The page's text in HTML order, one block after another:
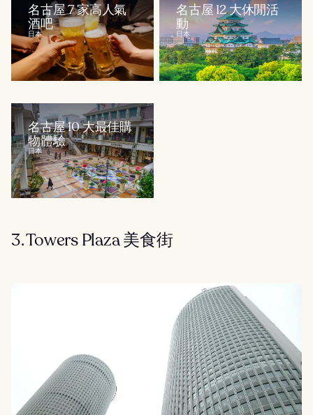
名古屋 7 家高人氣
酒吧
日本
名古屋 12 大休閒活
動
日本
名古屋 10 大最佳購
物體驗
日本
3. Towers Plaza 美食街